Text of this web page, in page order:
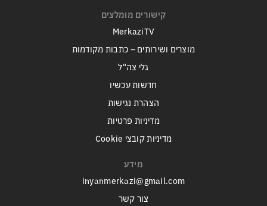
קישורים מומלצים
MerkaziTV
מוצרים ושירותים – כתבות מקודמות
גלי צה"ל
חדשות עכשיו
הצהרת נגישות
מדיניות פרטיות
מדיניות קובצי Cookie
מידע
inyanmerkazi@gmail.com
צור קשר